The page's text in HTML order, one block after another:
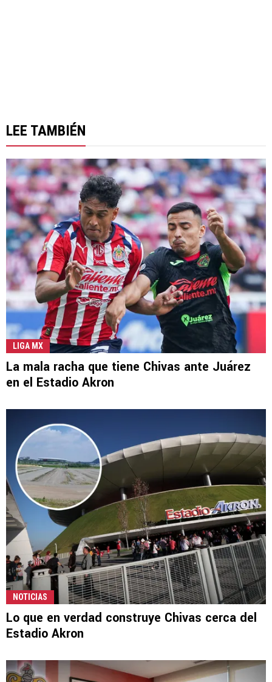
LEE TAMBIÉN
LIGA MX
La mala racha que tiene Chivas ante Juárez
en el Estadio Akron
NOTICIAS
Lo que en verdad construye Chivas cerca del
Estadio Akron